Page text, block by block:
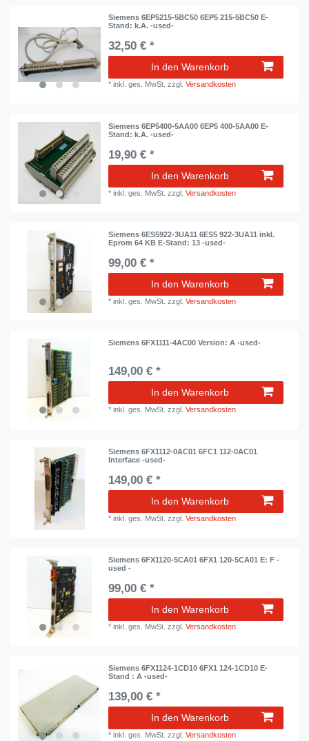
Siemens 6EP5215-5BC50 6EP5 215-5BC50 E-
Stand: k.A. -used-
32,50 € *
In den Warenkorb
*inkl. ges. MwSt. zzgl.Versandkosten
Siemens 6EP5400-5AA00 6EP5 400-5AA00 E-
Stand: k.A. -used-
19,90 € *
In den Warenkorb
*inkl. ges. MwSt. zzgl.Versandkosten
Siemens 6ES5922-3UA11 6ES5 922-3UA11 inkl.
Eprom 64 KB E-Stand: 13 -used-
99,00 € *
In den Warenkorb
*inkl. ges. MwSt. zzgl.Versandkosten
Siemens 6FX1111-4AC00 Version: A -used-
149,00 € *
In den Warenkorb
*inkl. ges. MwSt. zzgl.Versandkosten
Siemens 6FX1112-0AC01 6FC1 112-0AC01
Interface -used-
149,00 € *
In den Warenkorb
*inkl. ges. MwSt. zzgl.Versandkosten
Siemens 6FX1120-5CA01 6FX1 120-5CA01 E: F -
used -
99,00 € *
In den Warenkorb
*inkl. ges. MwSt. zzgl.Versandkosten
Siemens 6FX1124-1CD10 6FX1 124-1CD10 E-
Stand : A -used-
139,00 € *
In den Warenkorb
*inkl. ges. MwSt. zzgl.Versandkosten